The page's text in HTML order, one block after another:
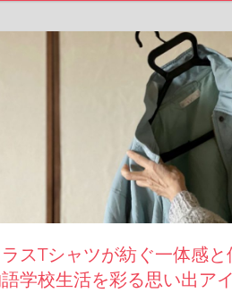
スTシャツが紡ぐ一体感と
学校生活を彩る思い出ア